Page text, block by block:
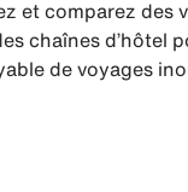
et comparez
chaînes d’hôtel
de voyages